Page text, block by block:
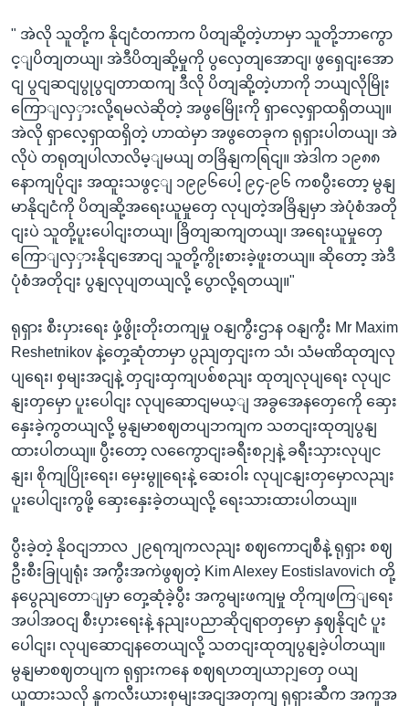
" အဲလို သူတို့က နိုငျငံတကာက ပိတျဆို့တဲ့ဟာမှာ သူတို့ဘာကွော
င့ျပိတျတယျ၊ အဲဒီပိတျဆို့မှုကို ပွလှေတျအောငျ၊ ဖွရှေငျးအော
ငျ ပွငျဆငျပွုပွငျတာထကျ ဒီလို ပိတျဆို့တဲ့ဟာကို ဘယျလိုမြိုး
ကြောျလှှားလို့ရမလဲဆိုတဲ့ အဖွမြေိုးကို ရှာလေ့ရှာထရှိတယျ။
အဲလို ရှာလေ့ရှာထရှိတဲ့ ဟာထဲမှာ အဖွတေခုက ရုရှားပါတယျ၊ အဲ
လိုပဲ တရုတျပါလာလိမ့ျမယျ တခြိနျကရြငျ။ အဲဒါက ၁၉၈၈
နောကျပိုငျး အထူးသဖွင့ျ ၁၉၉၆ပေါ့ ၉၄-၉၆ ကစပွီးတော့ မွနျ
မာနိုငျငံကို ပိတျဆို့အရေးယူမှုတှေ လုပျတဲ့အခြိနျမှာ အဲပုံစံအတို
ငျးပဲ သူတို့ပူးပေါငျးတယျ၊ ခြိတျဆကျတယျ၊ အရေးယူမှုတှေ
ကြောျလှှားနိုငျအောငျ သူတို့ကွိုးစားခဲ့ဖူးတယျ။ ဆိုတော့ အဲဒီ
ပုံစံအတိုငျး ပွနျလုပျတယျလို့ ပွောလို့ရတယျ။"
ရုရှား စီးပှားရေး ဖှံ့ဖွိုးတိုးတကျမှု ဝနျကွီးဌာန ဝနျကွီး Mr Maxim
Reshetnikov နဲ့တှေ့ဆုံတာမှာ ပွညျတှငျးက သံ၊ သံမဏိထုတျလု
ပျရေး၊ စှမျးအငျနဲ့ တှငျးထှကျပစ်စညျး ထုတျလုပျရေး လုပျင
နျးတှမှော ပူးပေါငျး လုပျဆောငျမယ့ျ အခွအေနတှေကေို ဆှေး
နှေးခဲ့ကွတယျလို့ မွနျမာစဈတပျဘကျက သတငျးထုတျပွနျ
ထားပါတယျ။ ပွီးတော့ လကွေောငျးခရီးစဉျနဲ့ ခရီးသှားလုပျင
နျး၊ စိုကျပြိုးရေး၊ မှေးမွူရေးနဲ့ ဆေးဝါး လုပျငနျးတှမှောလညျး
ပူးပေါငျးကွဖို့ ဆှေးနှေးခဲ့တယျလို့ ရေးသားထားပါတယျ။
ပွီးခဲ့တဲ့ နိုဝငျဘာလ ၂၉ရကျကလညျး စဈကောငျစီနဲ့ ရုရှား စဈ
ဦးစီးခြုပျရုံး အကွီးအကဲဖွဈတဲ့ Kim Alexey Eostislavovich တို့
နပွေညျတောျမှာ တှေ့ဆုံခဲ့ပွီး အကွမျးဖကျမှု တိုကျဖကြျရေး
အပါအဝငျ စီးပှားရေးနဲ့ နညျးပညာဆိုငျရာတှမှော နှဈနိုငျငံ ပူး
ပေါငျး၊ လုပျဆောငျနတေယျလို့ သတငျးထုတျပွနျခဲ့ပါတယျ။
မွနျမာစဈတပျက ရုရှားကနေ စဈရဟတျယာဉျတှေ ဝယျ
ယူထားသလို နူကလီးယားစှမျးအငျအတှကျ ရုရှားဆီက အကူအ